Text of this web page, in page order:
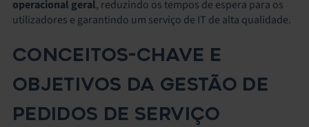
operacional geral, reduzindo os tempos de espera para os
utilizadores e garantindo um serviço de IT de alta qualidade.
CONCEITOS-CHAVE E
OBJETIVOS DA GESTÃO DE
PEDIDOS DE SERVIÇO